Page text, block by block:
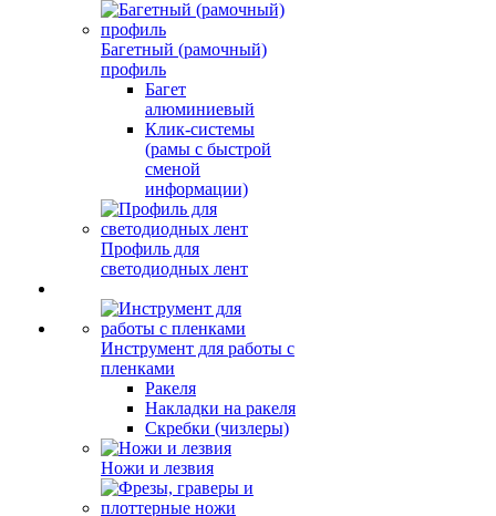
Багетный (рамочный)
профиль
Багет
алюминиевый
Клик-системы
(рамы с быстрой
сменой
информации)
Профиль для
светодиодных лент
Инструмент для работы с
пленками
Ракеля
Накладки на ракеля
Скребки (чизлеры)
Ножи и лезвия